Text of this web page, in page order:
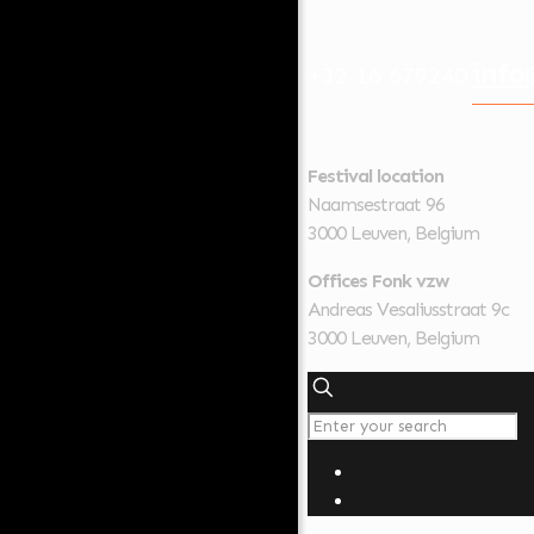
Festival location
Naamsestraat 96
3000 Leuven, Belgium
Offices Fonk vzw
Andreas Vesaliusstraat 9c
3000 Leuven, Belgium